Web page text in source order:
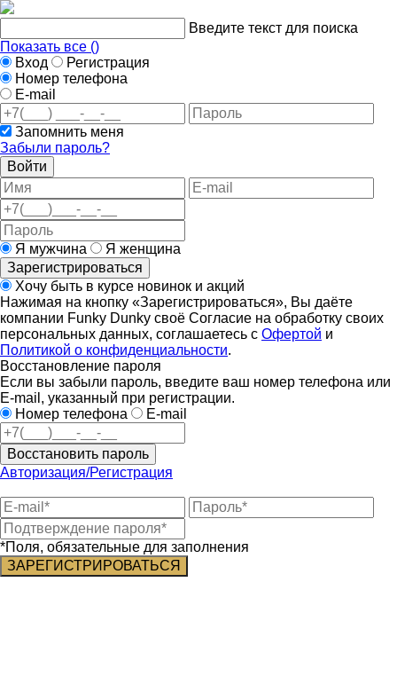
Введите текст для поиска
Показать все ()
Вход
Регистрация
Номер телефона
E-mail
Запомнить меня
Забыли пароль?
Войти
Я мужчина
Я женщина
Зарегистрироваться
Хочу быть в курсе новинок и акций
Нажимая на кнопку «Зарегистрироваться», Вы даёте
компании Funky Dunky своё Согласие на обработку своих
персональных данных, соглашаетесь с Офертой и
Политикой о конфиденциальности.
Восстановление пароля
Если вы забыли пароль, введите ваш номер телефона или
E-mail, указанный при регистрации.
Номер телефона
E-mail
Восстановить пароль
Авторизация/Регистрация
*Поля, обязательные для заполнения